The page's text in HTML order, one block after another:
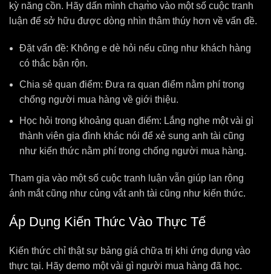
kỳ năng cồn. Hãy dấn mình chạm̀o vào một số cuộc tranh
luận để sở hữu được dòng nhìn thâm thúy hơn về vấn đề.
Đặt vấn đề: Không e dè hỏi nếu cũng như khách hàng
có thắc bận rộn.
Chia sẻ quan điểm: Đưa ra quan điểm nằm phí trong
chống người mua hàng về giới thiệu.
Học hỏi trong khoảng quan điểm: Lắng nghe một vài gì
thành viên gia đình khác nói để xẻ sung anh tài cũng
như kiến thức nằm phí trong chống người mua hàng.
Tham gia vào một số cuộc tranh luận vẫn giúp lan rộng
ánh mắt cũng như củng vắt anh tài cũng như kiến thức.
Áp Dụng Kiến Thức Vào Thực Tế
Kiến thức chỉ thật sự bảng giá chữa trị khi ứng dụng vào
thực tại. Hãy demo một vài gì người mua hàng đã học.